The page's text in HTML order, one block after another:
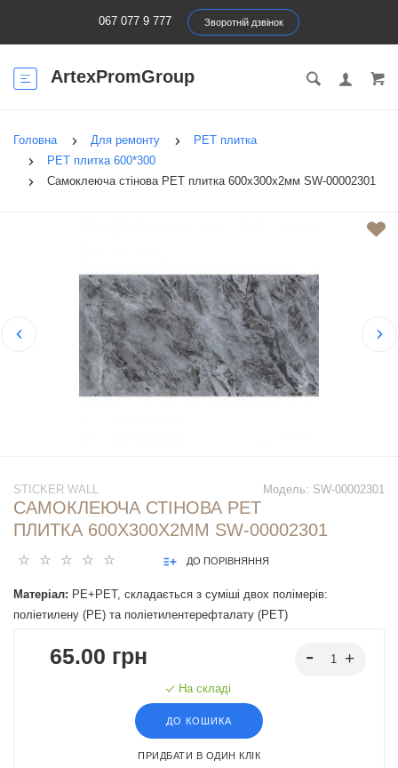
067 077 9 777 Зворотній дзвінок
ArtexPromGroup
Головна Для ремонту
PET плитка
PET плитка 600*300
Самоклеюча стінова PET плитка 600х300х2мм SW-00002301
Модель: SW-00002301
STICKER WALL
САМОКЛЕЮЧА СТІНОВА PET
ПЛИТКА 600Х300Х2ММ SW-00002301
ДО ПОРІВНЯННЯ
Матеріал: PE+PET, складається з суміші двох полімерів:
поліетилену (PE) та поліетилентерефталату (PET)
65.00 грн
На складі
ДО КОШИКА
ПРИДБАТИ В ОДИН КЛІК